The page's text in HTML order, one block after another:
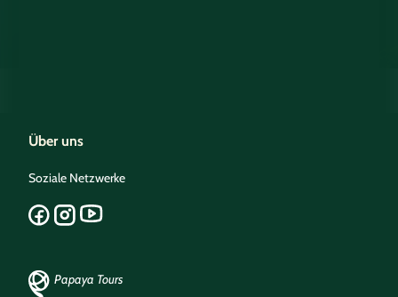
Über uns
Soziale Netzwerke
Papaya Tours